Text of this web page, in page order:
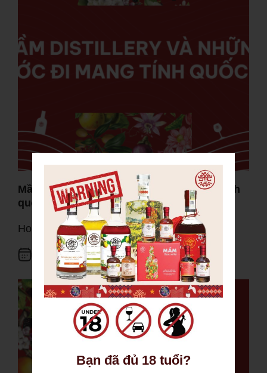
Bạn đã đủ 18 tuổi?
Hoạt động thương hiệu
Mầm Distillery và những bước đi mang tính
quốc tế
25.05.2026